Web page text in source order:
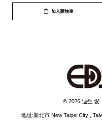
加入購物車
© 2026 迪生 愛
地址:新北市 New Taipei City ,